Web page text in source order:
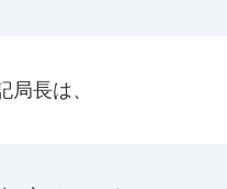
長は、